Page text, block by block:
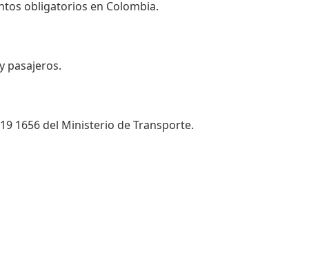
obligatorios en Colombia.
pasajeros.
1656 del Ministerio de Transporte.